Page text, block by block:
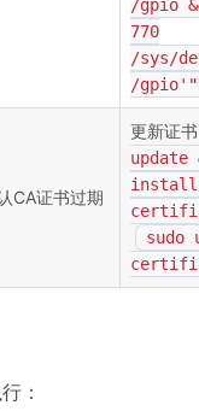
/gpio
770
/sys/
/gpio'"
CA证书过期
更新证
update
install
sudo
：